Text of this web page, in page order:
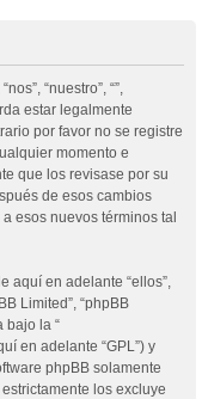
“nuestro”, “”,
estar legalmente
por favor no se registre
momento e
que los revisase por su
de esos cambios
esos nuevos términos tal
aquí en adelante “ellos”,
Limited”, “phpBB
bajo la “
en adelante “GPL”) y
phpBB solamente
los excluye